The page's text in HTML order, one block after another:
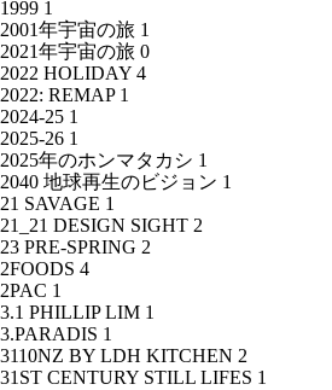
1999 1
2001年宇宙の旅 1
2021年宇宙の旅 0
2022 HOLIDAY 4
2022: REMAP 1
2024-25 1
2025-26 1
2025年のホンマタカシ 1
2040 地球再生のビジョン 1
21 SAVAGE 1
21_21 DESIGN SIGHT 2
23 PRE-SPRING 2
2FOODS 4
2PAC 1
3.1 PHILLIP LIM 1
3.PARADIS 1
3110NZ BY LDH KITCHEN 2
31ST CENTURY STILL LIFES 1